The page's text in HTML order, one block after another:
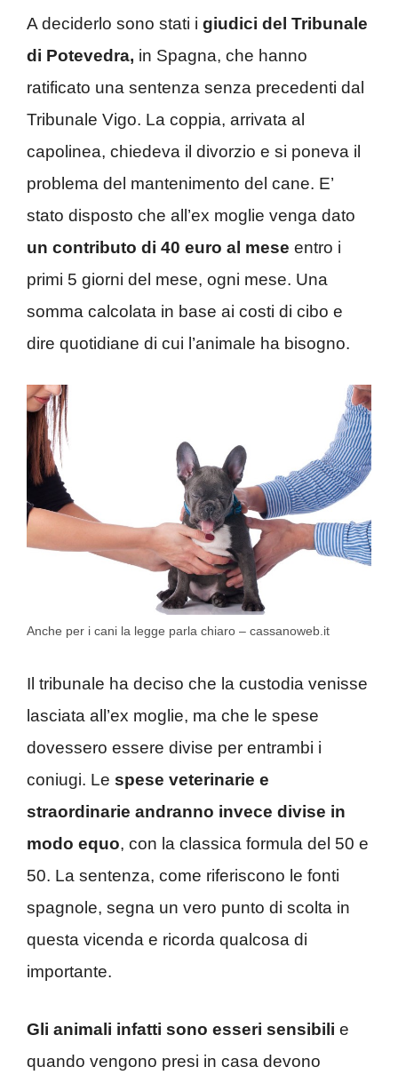
A deciderlo sono stati i giudici del Tribunale
di Potevedra, in Spagna, che hanno
ratificato una sentenza senza precedenti dal
Tribunale Vigo. La coppia, arrivata al
capolinea, chiedeva il divorzio e si poneva il
problema del mantenimento del cane. E’
stato disposto che all’ex moglie venga dato
un contributo di 40 euro al mese entro i
primi 5 giorni del mese, ogni mese. Una
somma calcolata in base ai costi di cibo e
dire quotidiane di cui l’animale ha bisogno.
Anche per i cani la legge parla chiaro – cassanoweb.it
Il tribunale ha deciso che la custodia venisse
lasciata all’ex moglie, ma che le spese
dovessero essere divise per entrambi i
coniugi. Le spese veterinarie e
straordinarie andranno invece divise in
modo equo, con la classica formula del 50 e
50. La sentenza, come riferiscono le fonti
spagnole, segna un vero punto di scolta in
questa vicenda e ricorda qualcosa di
importante.
Gli animali infatti sono esseri sensibili e
quando vengono presi in casa devono